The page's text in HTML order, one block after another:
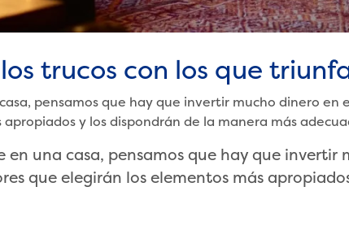
trucos con los que
pensamos que hay que invertir mucho dinero
y los dispondrán de la manera más
una casa, pensamos que hay que invertir
que elegirán los elementos más